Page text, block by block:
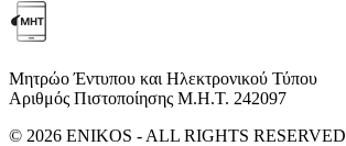
Μητρώο Έντυπου και Ηλεκτρονικού Τύπου
Αριθμός Πιστοποίησης Μ.Η.Τ. 242097
© 2026 ENIKOS - ALL RIGHTS RESERVED